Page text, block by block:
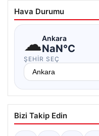
Hava Durumu
☁Ankara
NaN°C
ŞEHIR SEÇ
Bizi Takip Edin